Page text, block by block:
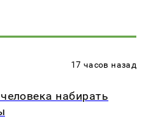
17 часов назад
набирать